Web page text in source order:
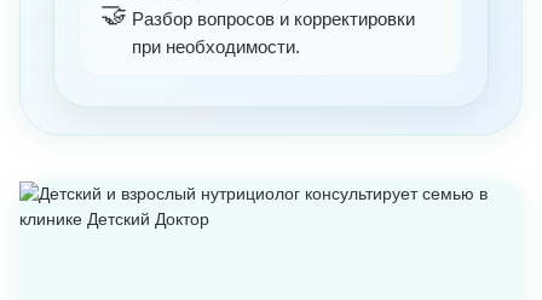
🤝 Разбор вопросов и корректировки
при необходимости.